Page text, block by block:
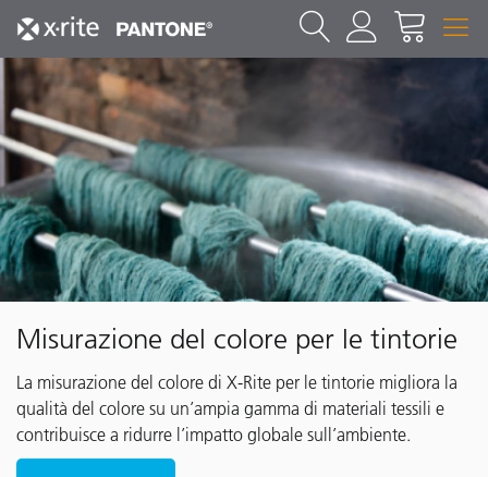
Misurazione del colore per le tintorie
La misurazione del colore di X-Rite per le tintorie migliora la
qualità del colore su un’ampia gamma di materiali tessili e
contribuisce a ridurre l’impatto globale sull’ambiente.